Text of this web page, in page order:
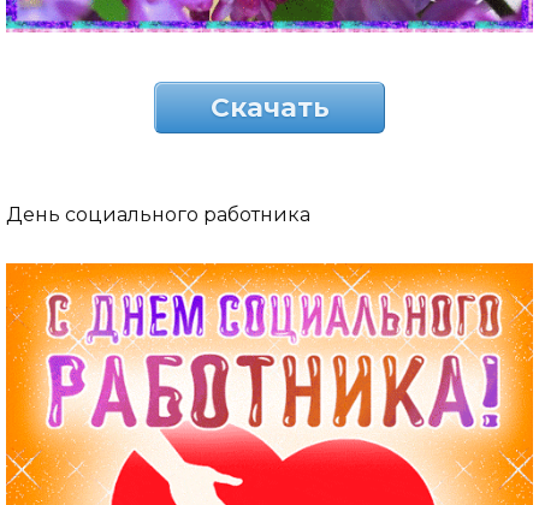
Скачать
День социального работника